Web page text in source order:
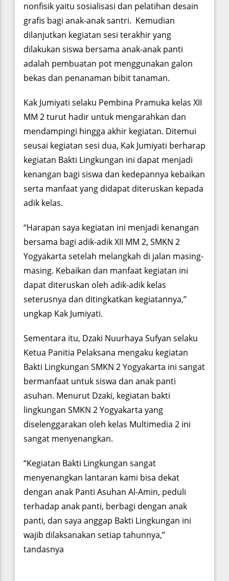
nonfisik yaitu sosialisasi dan pelatihan desain
grafis bagi anak-anak santri. Kemudian
dilanjutkan kegiatan sesi terakhir yang
dilakukan siswa bersama anak-anak panti
adalah pembuatan pot menggunakan galon
bekas dan penanaman bibit tanaman.
Kak Jumiyati selaku Pembina Pramuka kelas XII
MM 2 turut hadir untuk mengarahkan dan
mendampingi hingga akhir kegiatan. Ditemui
seusai kegiatan sesi dua, Kak Jumiyati berharap
kegiatan Bakti Lingkungan ini dapat menjadi
kenangan bagi siswa dan kedepannya kebaikan
serta manfaat yang didapat diteruskan kepada
adik kelas.
“Harapan saya kegiatan ini menjadi kenangan
bersama bagi adik-adik XII MM 2, SMKN 2
Yogyakarta setelah melangkah di jalan masing-
masing. Kebaikan dan manfaat kegiatan ini
dapat diteruskan oleh adik-adik kelas
seterusnya dan ditingkatkan kegiatannya,’’
ungkap Kak Jumiyati.
Sementara itu, Dzaki Nuurhaya Sufyan selaku
Ketua Panitia Pelaksana mengaku kegiatan
Bakti Lingkungan SMKN 2 Yogyakarta ini sangat
bermanfaat untuk siswa dan anak panti
asuhan. Menurut Dzaki, kegiatan bakti
lingkungan SMKN 2 Yogyakarta yang
diselenggarakan oleh kelas Multimedia 2 ini
sangat menyenangkan.
“Kegiatan Bakti Lingkungan sangat
menyenangkan lantaran kami bisa dekat
dengan anak Panti Asuhan Al-Amin, peduli
terhadap anak panti, berbagi dengan anak
panti, dan saya anggap Bakti Lingkungan ini
wajib dilaksanakan setiap tahunnya,”
tandasnya